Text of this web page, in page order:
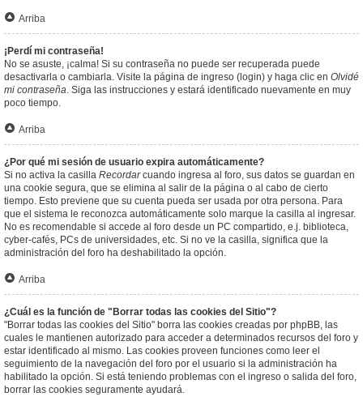
Arriba
¡Perdí mi contraseña!
No se asuste, ¡calma! Si su contraseña no puede ser recuperada puede
desactivarla o cambiarla. Visite la página de ingreso (login) y haga clic en Olvidé
mi contraseña. Siga las instrucciones y estará identificado nuevamente en muy
poco tiempo.
Arriba
¿Por qué mi sesión de usuario expira automáticamente?
Si no activa la casilla Recordarcuando ingresa al foro, sus datos se guardan en
una cookie segura, que se elimina al salir de la página o al cabo de cierto
tiempo. Esto previene que su cuenta pueda ser usada por otra persona. Para
que el sistema le reconozca automáticamente solo marque la casilla al ingresar.
No es recomendable si accede al foro desde un PC compartido, e.j. biblioteca,
cyber-cafés, PCs de universidades, etc. Si no ve la casilla, significa que la
administración del foro ha deshabilitado la opción.
Arriba
¿Cuál es la función de "Borrar todas las cookies del Sitio"?
"Borrar todas las cookies del Sitio" borra las cookies creadas por phpBB, las
cuales le mantienen autorizado para acceder a determinados recursos del foro y
estar identificado al mismo. Las cookies proveen funciones como leer el
seguimiento de la navegación del foro por el usuario si la administración ha
habilitado la opción. Si está teniendo problemas con el ingreso o salida del foro,
borrar las cookies seguramente ayudará.